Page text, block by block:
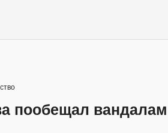
пообещал